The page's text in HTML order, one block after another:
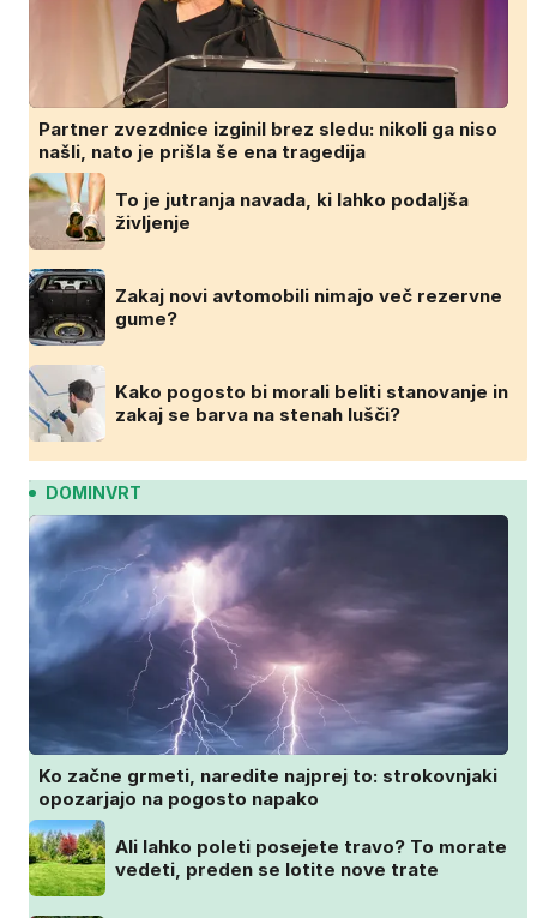
Partner zvezdnice izginil brez sledu: nikoli ga niso
našli, nato je prišla še ena tragedija
To je jutranja navada, ki lahko podaljša
življenje
Zakaj novi avtomobili nimajo več rezervne
gume?
Kako pogosto bi morali beliti stanovanje in
zakaj se barva na stenah lušči?
DOMINVRT
Ko začne grmeti, naredite najprej to: strokovnjaki
opozarjajo na pogosto napako
Ali lahko poleti posejete travo? To morate
vedeti, preden se lotite nove trate